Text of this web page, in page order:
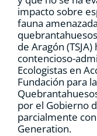
impacto sobre
fauna
de Aragón
contencioso-
Ecologistas en
Fundación para
por el Gobierno
parcialmente
Generation.